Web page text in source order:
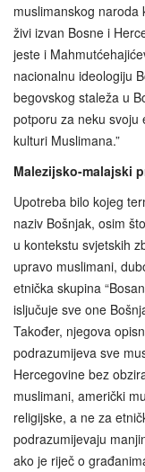
muslimanskog
živi izvan Bosne i
jeste i
nacionalnu ideologiju
begovskog staleža u
potporu za neku svoju
kulturi Muslimana.”
Malezijsko-malajski
Upotreba bilo kojeg
naziv Bošnjak, osim
u kontekstu svjetskih
upravo muslimani,
etnička skupina
isljučuje sve one
Također, njegova
podrazumijeva sve
Hercegovine bez
muslimani, američki
religijske, a ne za
podrazumijevaju
ako je riječ o